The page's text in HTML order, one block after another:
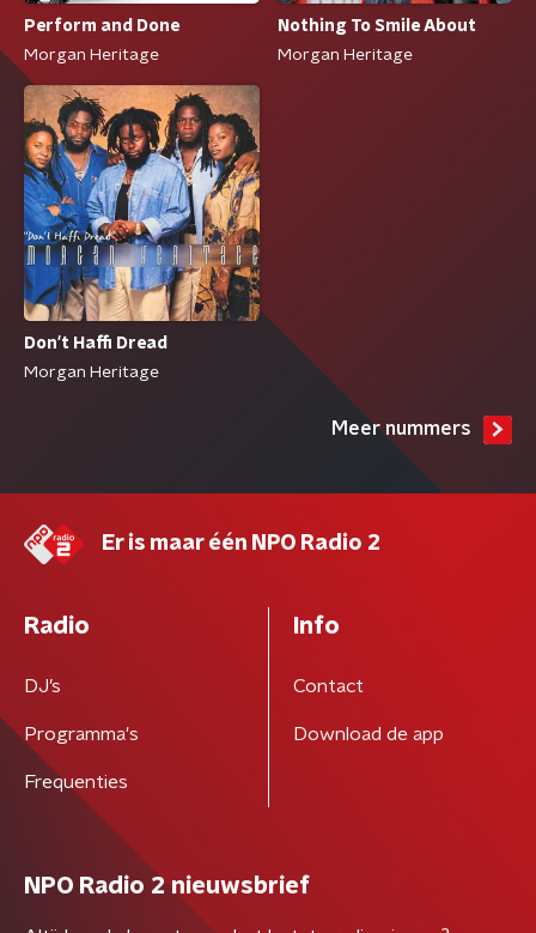
Perform and Done
Morgan Heritage
Nothing To Smile About
Morgan Heritage
Don't Haffi Dread
Morgan Heritage
Meer nummers
Er is maar één NPO Radio 2
Radio
DJ’s
Programma's
Frequenties
Info
Contact
Download de app
NPO Radio 2 nieuwsbrief